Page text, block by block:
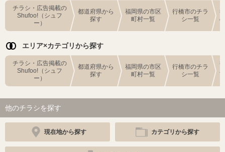
チラシ・広告掲載の
Shufoo!（シュフ
ー）
都道府県から
探す
福岡県の市区
町村一覧
行橋市のチラ
シ一覧
エリア×カテゴリから探す
チラシ・広告掲載の
Shufoo!（シュフ
ー）
都道府県から
探す
福岡県の市区
町村一覧
行橋市のチラ
シ一覧
他のチラシを探す
現在地から探す カテゴリから探す